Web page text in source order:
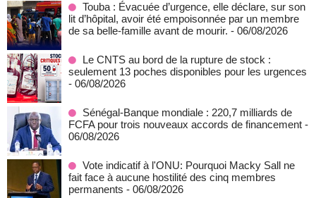
Touba : Évacuée d’urgence, elle déclare, sur son
lit d’hôpital, avoir été empoisonnée par un membre
de sa belle-famille avant de mourir. - 06/08/2026
Le CNTS au bord de la rupture de stock :
seulement 13 poches disponibles pour les urgences
- 06/08/2026
Sénégal-Banque mondiale : 220,7 milliards de
FCFA pour trois nouveaux accords de financement -
06/08/2026
Vote indicatif à l'ONU: Pourquoi Macky Sall ne
fait face à aucune hostilité des cinq membres
permanents - 06/08/2026